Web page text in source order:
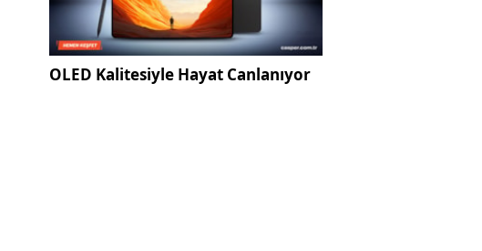
OLED Kalitesiyle Hayat Canlanıyor